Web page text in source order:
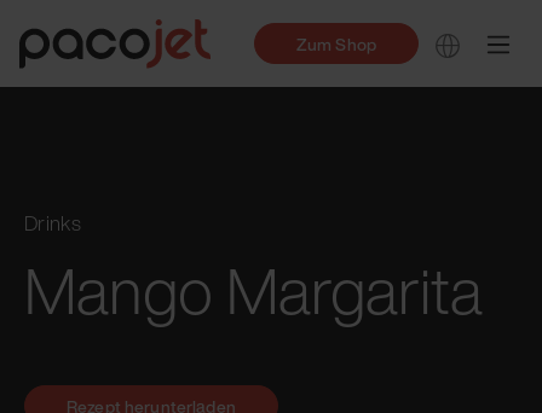
Zum Shop
Drinks
Mango Margarita
Rezept herunterladen